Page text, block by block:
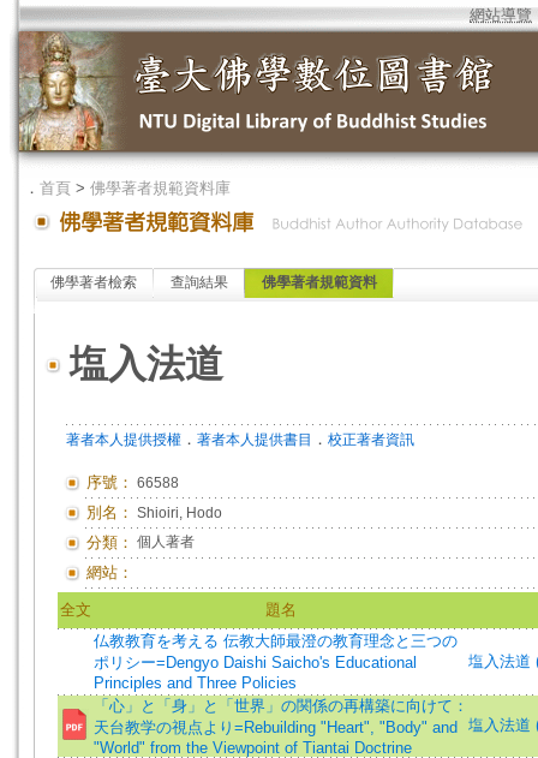
網站導覽
． 首頁 > 佛學著者規範資料庫
佛學著者檢索 查詢結果 佛學著者規範資料
塩入法道
著者本人提供授權 ． 著者本人提供書目 ． 校正著者資訊
序號： 66588
別名： Shioiri, Hodo
分類： 個人著者
網站：
全文
題名
仏教教育を考える 伝教大師最澄の教育理念と三つの
ポリシー=Dengyo Daishi Saicho's Educational
Principles and Three Policies
塩入法道
「心」と「身」と「世界」の関係の再構築に向けて：
天台教学の視点より=Rebuilding "Heart", "Body" and
"World" from the Viewpoint of Tiantai Doctrine
塩入法道